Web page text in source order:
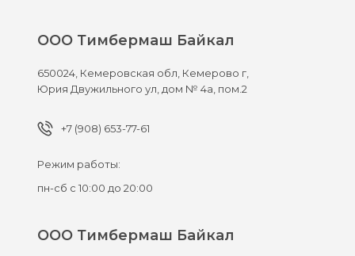
ООО Тимбермаш Байкал
650024, Кемеровская обл, Кемерово г,
Юрия Двужильного ул, дом № 4а, пом.2
+7 (908) 653-77-61
Режим работы:
пн-сб с 10:00 до 20:00
ООО Тимбермаш Байкал